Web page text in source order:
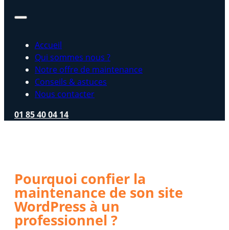
Accueil
Qui sommes nous ?
Notre offre de maintenance
Conseils & astuces
Nous contacter
01 85 40 04 14
Pourquoi confier la
maintenance de son site
WordPress à un
professionnel ?